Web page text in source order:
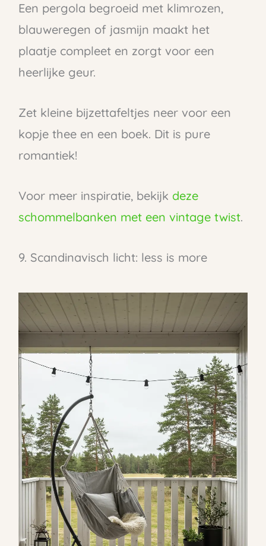
Een pergola begroeid met klimrozen,
blauweregen of jasmijn maakt het
plaatje compleet en zorgt voor een
heerlijke geur.
Zet kleine bijzettafeltjes neer voor een
kopje thee en een boek. Dit is pure
romantiek!
Voor meer inspiratie, bekijk deze
schommelbanken met een vintage twist.
9. Scandinavisch licht: less is more